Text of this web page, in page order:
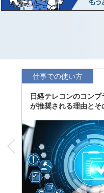
「東洋経済海外進出企業
収録
「日経POS情報マーケッ
績の市場動向を速報
度の予想を実施
仕事での使い方
日経テレコンのコン
が推奨される理由とそ